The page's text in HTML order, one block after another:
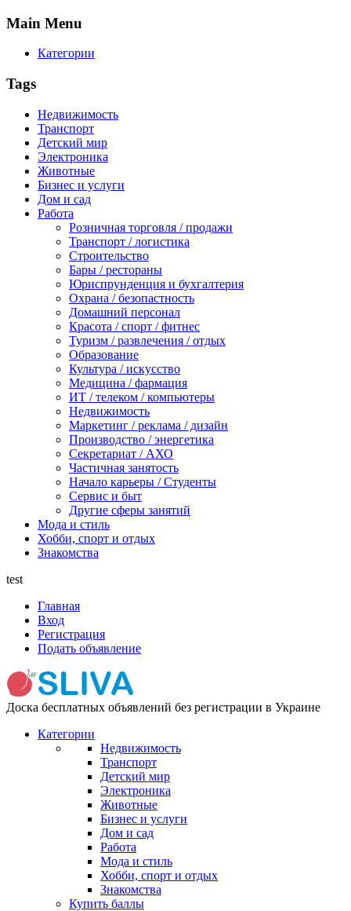
Main Menu
Категории
Tags
Недвижимость
Транспорт
Детский мир
Электроника
Животные
Бизнес и услуги
Дом и сад
Работа
Розничная торговля / продажи
Транспорт / логистика
Строительство
Бары / рестораны
Юриспрунденция и бухгалтерия
Охрана / безопастность
Домашний персонал
Красота / спорт / фитнес
Туризм / развлечения / отдых
Образование
Культура / искусство
Медицина / фармация
ИТ / телеком / компьютеры
Недвижимость
Маркетинг / реклама / дизайн
Производство / энергетика
Секретариат / АХО
Частичная занятость
Начало карьеры / Студенты
Сервис и быт
Другие сферы занятий
Мода и стиль
Хобби, спорт и отдых
Знакомства
test
Главная
Вход
Регистрация
Подать объявление
Доска бесплатных объявлений без регистрации в Украине
Категории
Недвижимость
Транспорт
Детский мир
Электроника
Животные
Бизнес и услуги
Дом и сад
Работа
Мода и стиль
Хобби, спорт и отдых
Знакомства
Купить баллы